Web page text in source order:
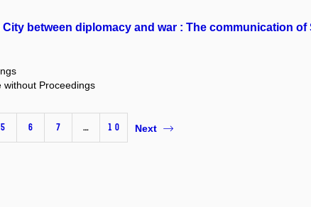
between diplomacy and war : The communication
without Proceedings
5 6 7 … 10 Next